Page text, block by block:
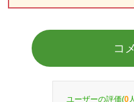
コ
ユーザーの評価(0